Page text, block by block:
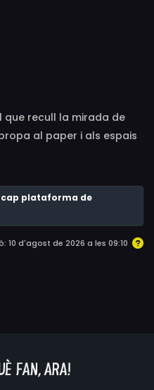
recull la mirada de
al paper i als espais
femenins: els
fàbriques de conserves
cap plataforma de
10 d'agost de 2026 a les 09:10